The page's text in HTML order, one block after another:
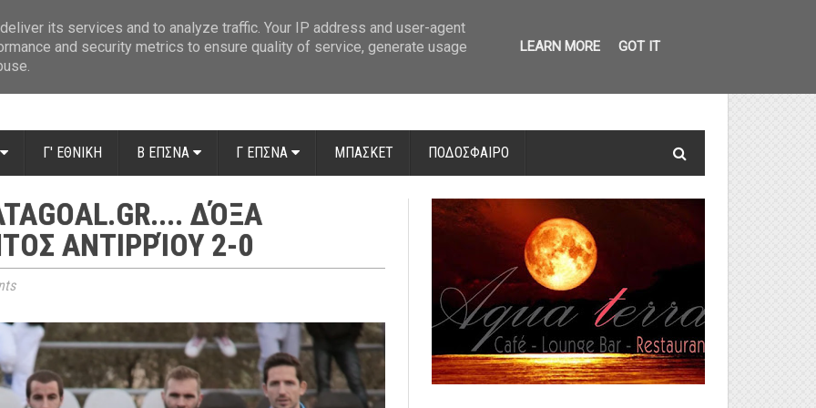
Γ' ΕΘΝΙΚΗ Β ΕΠΣΝΑ Γ ΕΠΣΝΑ ΜΠΑΣΚΕΤ ΠΟΔΟΣΦΑΙΡΟ
ΔΌΞΑ
ΑΝΤΙΡΡΊΟΥ 2-0
its services and to analyze traffic. Your IP address and user-agent
and security metrics to ensure quality of service, generate usage
LEARN MORE GOT IT